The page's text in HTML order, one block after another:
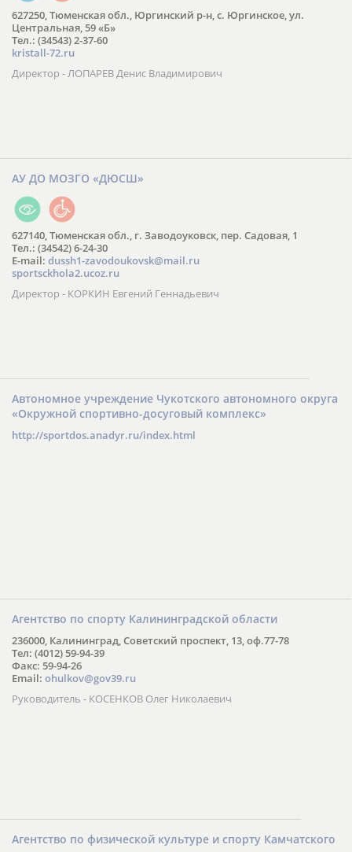
627250, Тюменская обл., Юргинский р-н, с. Юргинское, ул.
Центральная, 59 «Б»
Тел.: (34543) 2-37-60
kristall-72.ru
Директор - ЛОПАРЕВ Денис Владимирович
АУ ДО МОЗГО «ДЮСШ»
627140, Тюменская обл., г. Заводоуковск, пер. Садовая, 1
Тел.: (34542) 6-24-30
​E-mail: dussh1-zavodoukovsk@mail.ru
sportsckhola2.ucoz.ru
Директор - КОРКИН Евгений Геннадьевич
Автономное учреждение Чукотского автономного округа
«Окружной спортивно-досуговый комплекс»
http://sportdos.anadyr.ru/index.html
Агентство по спорту Калининградской области
236000, Калининград, Советский проспект, 13, оф.77-78
Тел: (4012) 59-94-39
Факс: 59-94-26
Email: ohulkov@gov39.ru
Руководитель - КОСЕНКОВ Олег Николаевич
Агентство по физической культуре и спорту Камчатского